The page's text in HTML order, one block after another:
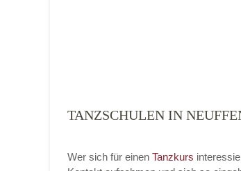
TANZSCHULEN IN
Wer sich für einen Tanzkurs